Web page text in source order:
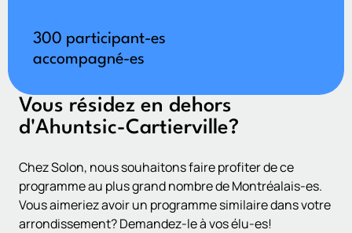
300 participant-es
accompagné-es
Vous résidez en dehors
d'Ahuntsic-Cartierville?​
Chez Solon, nous souhaitons faire profiter de ce
programme au plus grand nombre de Montréalais-es.
Vous aimeriez avoir un programme similaire dans votre
arrondissement? Demandez-le à vos élu-es!